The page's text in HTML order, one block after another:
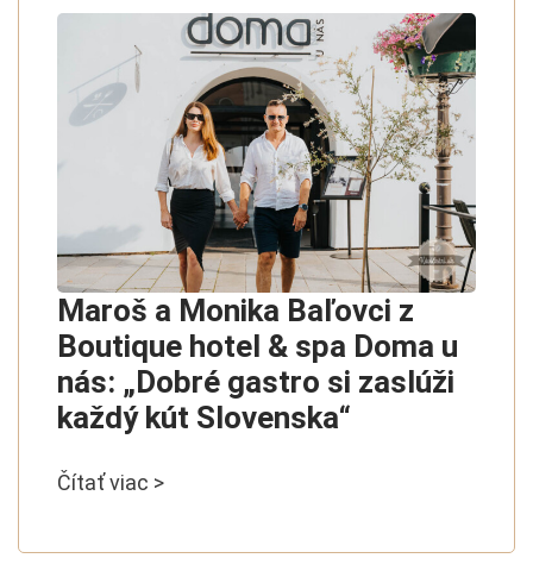
Maroš a Monika Baľovci z
Boutique hotel & spa Doma u
nás: „Dobré gastro si zaslúži
každý kút Slovenska“
Čítať viac >